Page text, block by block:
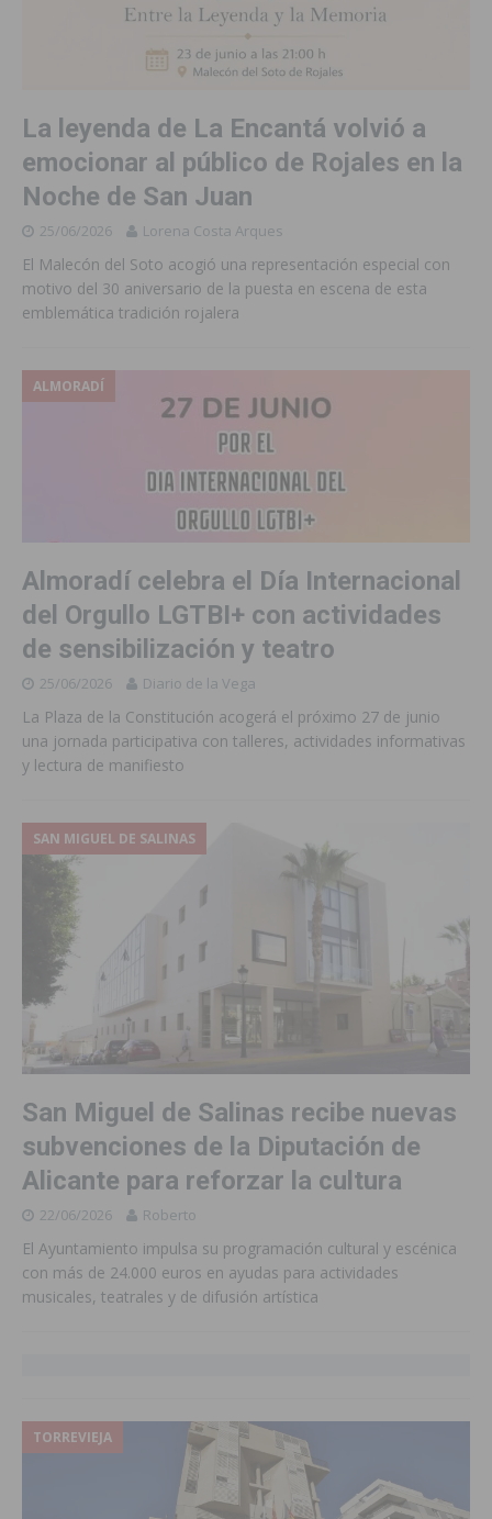
La leyenda de La Encantá volvió a
emocionar al público de Rojales en la
Noche de San Juan
25/06/2026 Lorena Costa Arques
El Malecón del Soto acogió una representación especial con
motivo del 30 aniversario de la puesta en escena de esta
emblemática tradición rojalera
ALMORADÍ
Almoradí celebra el Día Internacional
del Orgullo LGTBI+ con actividades
de sensibilización y teatro
25/06/2026 Diario de la Vega
La Plaza de la Constitución acogerá el próximo 27 de junio
una jornada participativa con talleres, actividades informativas
y lectura de manifiesto
SAN MIGUEL DE SALINAS
San Miguel de Salinas recibe nuevas
subvenciones de la Diputación de
Alicante para reforzar la cultura
22/06/2026 Roberto
El Ayuntamiento impulsa su programación cultural y escénica
con más de 24.000 euros en ayudas para actividades
musicales, teatrales y de difusión artística
TORREVIEJA